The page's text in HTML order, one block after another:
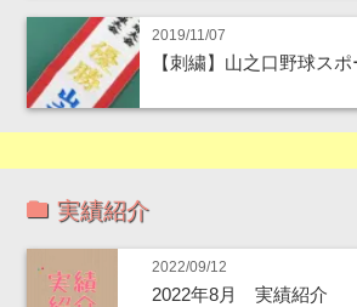
2019/11/07
【刺繍】山之口野球スポ
実績紹介
2022/09/12
2022年8月 実績紹介